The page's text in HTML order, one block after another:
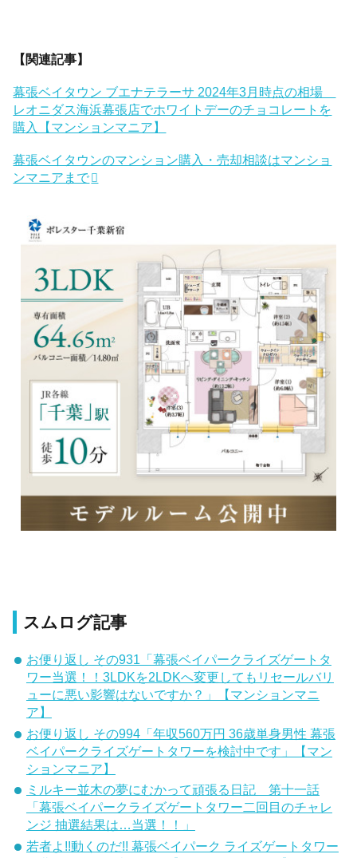
【関連記事】
幕張ベイタウン ブエナテラーサ 2024年3月時点の相場
レオニダス海浜幕張店でホワイトデーのチョコレートを
購入【マンションマニア】
幕張ベイタウンのマンション購入・売却相談はマンショ
ンマニアまで
スムログ記事
お便り返し その931「幕張ベイパークライズゲートタ
ワー当選！！3LDKを2LDKへ変更してもリセールバリ
ューに悪い影響はないですか？」【マンションマニ
ア】
お便り返し その994「年収560万円 36歳単身男性 幕張
ベイパークライズゲートタワーを検討中です」【マン
ションマニア】
ミルキー並木の夢にむかって頑張る日記 第十一話
「幕張ベイパークライズゲートタワー二回目のチャレ
ンジ 抽選結果は…当選！！」
若者よ!!動くのだ!! 幕張ベイパーク ライズゲートタワー